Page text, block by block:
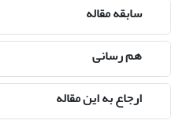
سابقه مقاله
هم رسانی
ارجاع به این مقاله